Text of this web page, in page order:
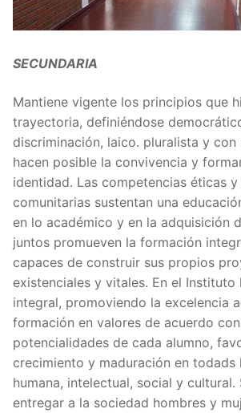
SECUNDARIA
Mantiene vigente los principios que
trayectoria, definiéndose
discriminación, laico. pluralista y con
hacen posible la convivencia y
identidad. Las competencias éticas
comunitarias sustentan una
en lo académico y en la adquisición
juntos promueven la formación
capaces de construir sus propios
existenciales y vitales. En el Instituto
integral, promoviendo la excelencia
formación en valores de acuerdo
potencialidades de cada alumno,
crecimiento y maduración en todads
humana, intelectual, social y
entregar a la sociedad hombres y